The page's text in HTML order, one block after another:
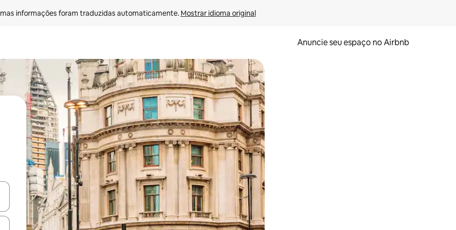
informações foram traduzidas automaticamente. Mostrar idioma original
Anuncie seu espaço no Airbnb
os usando as seta para cima e para baixo do teclado ou tocando e deslizando o dedo na tela.